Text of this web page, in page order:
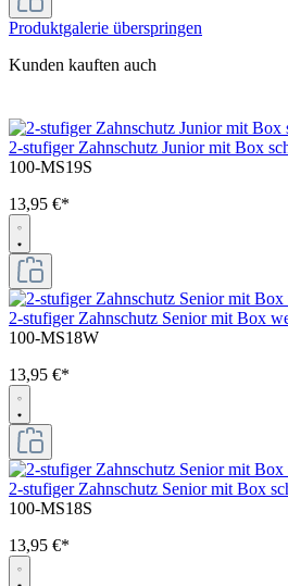
Produktgalerie überspringen
Kunden kauften auch
2-stufiger Zahnschutz Junior mit Box
100-MS19S
13,95 €*
2-stufiger Zahnschutz Senior mit Box
100-MS18W
13,95 €*
2-stufiger Zahnschutz Senior mit Box
100-MS18S
13,95 €*